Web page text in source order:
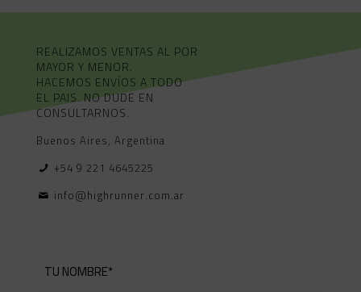
REALIZAMOS VENTAS AL POR
MAYOR Y MENOR.
HACEMOS ENVÍOS A TODO
EL PAIS. NO DUDE EN
CONSULTARNOS.
Buenos Aires, Argentina
+54 9 221 4645225
info@highrunner.com.ar